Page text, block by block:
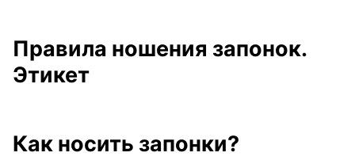
Правила ношения запонок.
Этикет
Как носить запонки?